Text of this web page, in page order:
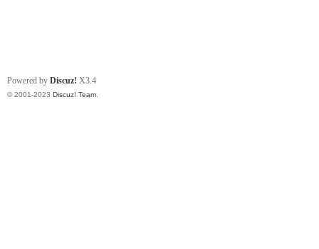
Powered by Discuz! X3.4
© 2001-2023 Discuz! Team